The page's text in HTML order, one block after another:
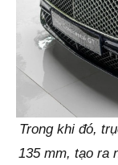
Trong khi đó,
135 mm, tạo ra